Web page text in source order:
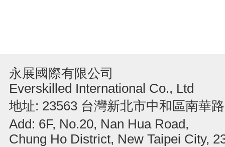
永展國際有限公司
Everskilled International Co., Ltd
地址: 23563 台灣新北市中和區南華
Add: 6F, No.20, Nan Hua Road,
Chung Ho District, New Taipei City,